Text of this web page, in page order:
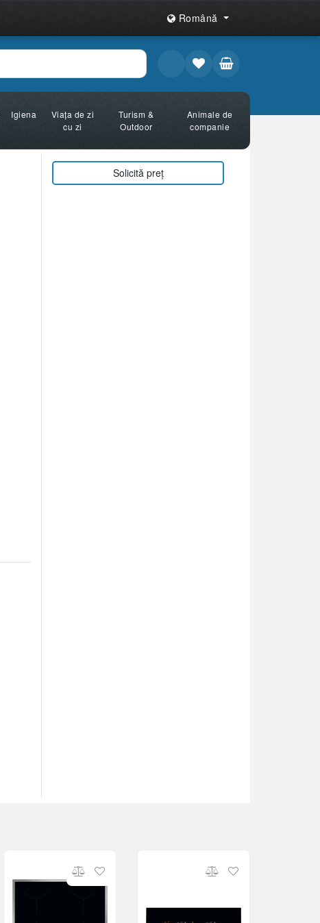
Română
Igiena
Viața de zi
cu zi
Turism &
Outdoor
Animale de
companie
Solicită preț